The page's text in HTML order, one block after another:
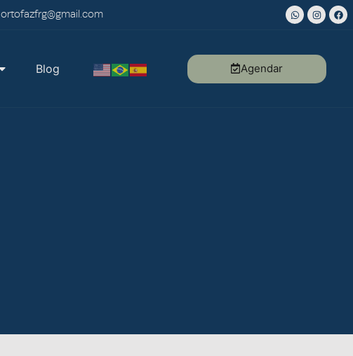
ortofazfrg@gmail.com
Blog Agendar